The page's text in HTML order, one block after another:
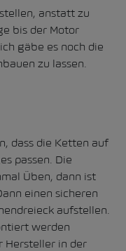
anstatt zu
bis der Motor
gäbe es noch die
zu lassen.
dass die Ketten auf
passen. Die
Üben, dann ist
einen sicheren
aufstellen.
werden
Hersteller in der